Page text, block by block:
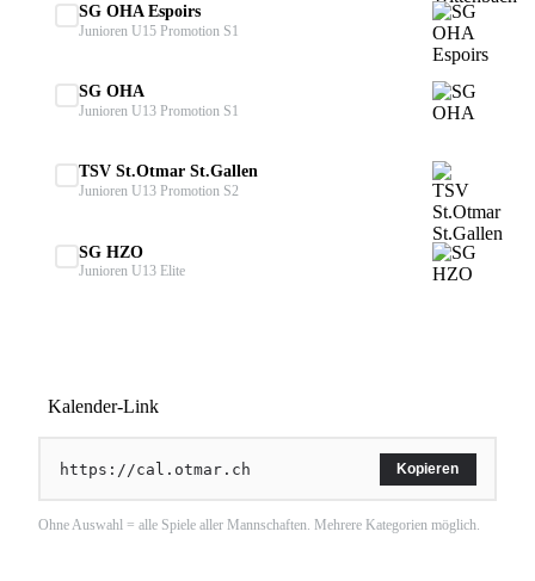
SG OHA Espoirs
Junioren U15 Promotion S1
SG OHA
Junioren U13 Promotion S1
TSV St.Otmar St.Gallen
Junioren U13 Promotion S2
SG HZO
Junioren U13 Elite
Kalender-Link
https://cal.otmar.ch Kopieren
Ohne Auswahl = alle Spiele aller Mannschaften. Mehrere Kategorien möglich.